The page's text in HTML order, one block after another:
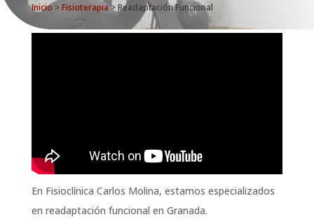
Inicio>Fisioterapia>Readaptación Funcional
En Fisioclínica Carlos Molina, estamos especializados
en readaptación funcional en Granada.